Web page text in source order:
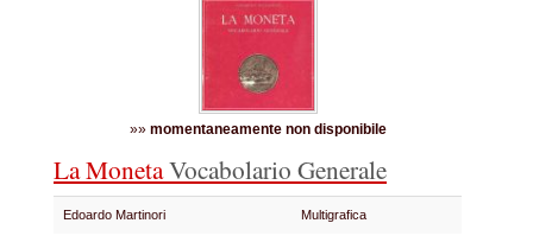
»» momentaneamente non disponibile
La MonetaVocabolario Generale
Edoardo Martinori Multigrafica